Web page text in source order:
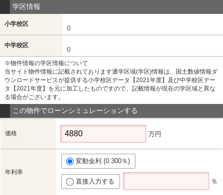
学区情報
小学校区
()
中学校区
()
※物件情報の学区情報について
当サイト物件情報に記載されております通学区域(学区)情報は、国土数値情報ダ
ウンロードサービスが提供する小学校区データ【2021年度】及び中学校区デー
タ【2021年度】を元に加工したものですので、記載情報が現在の学区域と異な
る場合がございます。
この物件でローンシミュレーションする
価格 万円
年利率
変動金利 (0.300％)
直接入力する ％